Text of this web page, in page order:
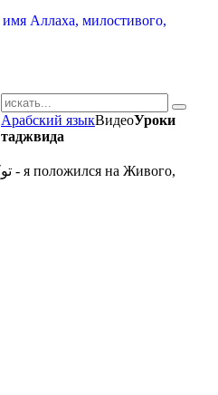
Арабский языкВидеоУроки
таджвида